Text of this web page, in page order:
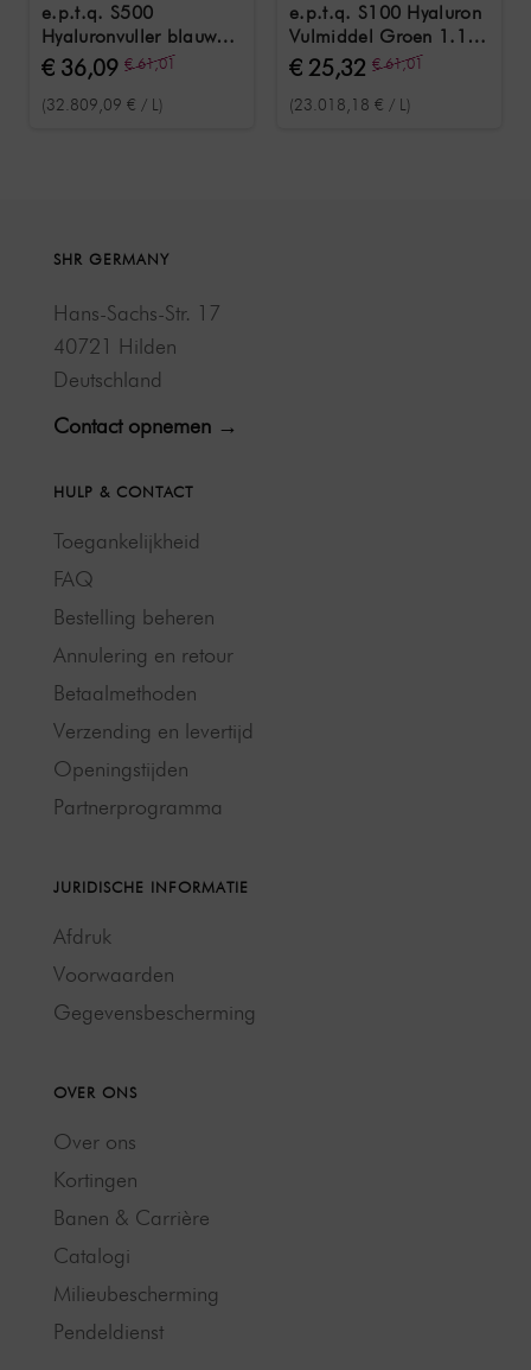
e.p.t.q. S500
Hyaluronvuller blauw
1,1 ml
€ 36,09 € 61,01
(32.809,09 € / L)
e.p.t.q. S100 Hyaluron
Vulmiddel Groen 1.1
ml
€ 25,32 € 61,01
(23.018,18 € / L)
SHR GERMANY
Hans-Sachs-Str. 17
40721 Hilden
Deutschland
Contact opnemen →
HULP & CONTACT
Toegankelijkheid
FAQ
Bestelling beheren
Annulering en retour
Betaalmethoden
Verzending en levertijd
Openingstijden
Partnerprogramma
JURIDISCHE INFORMATIE
Afdruk
Voorwaarden
Gegevensbescherming
OVER ONS
Over ons
Kortingen
Banen & Carrière
Catalogi
Milieubescherming
Pendeldienst